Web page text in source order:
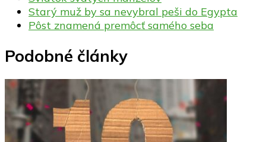
Starý muž by sa nevybral peši do Egypta
Pôst znamená premôcť samého seba
Podobné články